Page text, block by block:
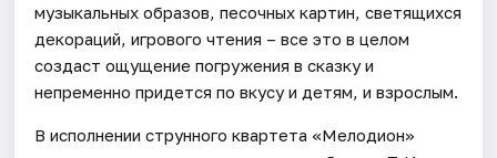
музыкальных образов, песочных картин, светящихся
декораций, игрового чтения – все это в целом
создаст ощущение погружения в сказку и
непременно придется по вкусу и детям, и взрослым.
В исполнении струнного квартета «Мелодион»